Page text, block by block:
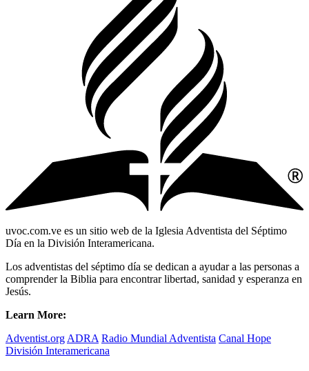
uvoc.com.ve es un sitio web de la Iglesia Adventista del Séptimo
Día en la División Interamericana.
Los adventistas del séptimo día se dedican a ayudar a las personas a
comprender la Biblia para encontrar libertad, sanidad y esperanza en
Jesús.
Learn More:
Adventist.org ADRA Radio Mundial Adventista Canal Hope
División Interamericana